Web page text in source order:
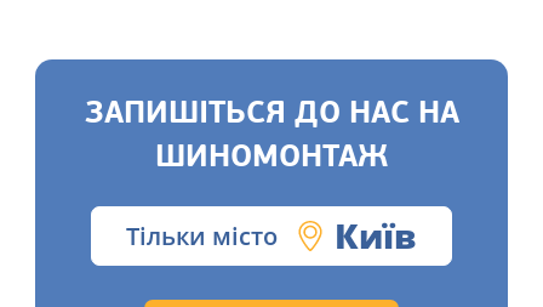
ЗАПИШІТЬСЯ ДО НАС НА
ШИНОМОНТАЖ
Тільки місто Київ